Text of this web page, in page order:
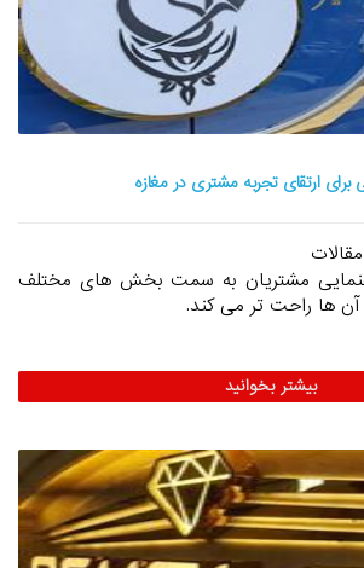
برای ارتقای تجربه مشتری در مغازه
مقالات
راهنمایی مشتریان به سمت بخش های مختلف
آن ها راحت تر می کند.
بیشتر بخوانید